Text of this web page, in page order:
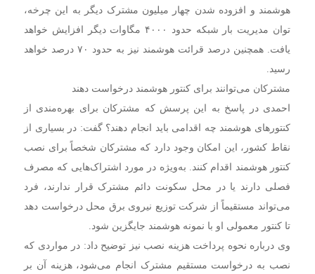
هوشمند و افزوده شدن چهار میلیون مشترک دیگر به این چرخه،
توان مدیریت بار شبکه حدود ۴۰۰۰ مگاوات دیگر افزایش خواهد
یافت. همچنین درصد قرائت هوشمند نیز به حدود ۷۰ درصد خواهد
رسید.
مشترکان می‌توانند برای کنتور هوشمند درخواست دهند
احمدی در پاسخ به این پرسش که مشترکان برای بهره‌مندی از
کنتورهای هوشمند چه اقدامی باید انجام دهند؟ گفت: در بسیاری از
نقاط کشور، این امکان وجود دارد که مشترکان شخصاً برای نصب
کنتور هوشمند اقدام کنند. به‌ویژه در مورد اشتراک‌هایی که مصرف
فصلی دارند یا در محل سکونت دائم مشترک قرار ندارند، فرد
می‌تواند مستقیماً از شرکت توزیع نیروی برق محل درخواست دهد
تا کنتور معمولی او با نمونه هوشمند جایگزین شود.
وی درباره نحوه پرداخت هزینه نصب نیز توضیح داد: در مواردی که
نصب به درخواست مستقیم مشترک انجام می‌شود، هزینه آن بر